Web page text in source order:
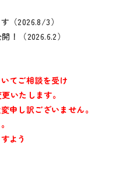
（2026.8/3）
（2026.6.2）
てご相談を受け
いたします。
申し訳ございません。
よう